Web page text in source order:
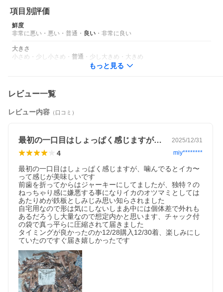
項目別評価
鮮度
非常に悪い ・ 悪い ・ 普通 ・ 良い ・ 非常に良い
大きさ
小さめ ・ 少し小さめ ・ 普通 ・ 少し大きめ ・ 大きめ
もっと見る
レビュー一覧
レビュー内容 （口コミ）
最初の一口目はしょっぱく感じますが、噛… 2025/12/31
4 miy********
最初の一口目はしょっぱく感じますが、噛んでるとイカ〜
って感じが美味しいです
前歯を折ってからはジャーキーにしてましたが、独特？の
ねっちゃり感に嫌悪する事になりイカのオツマミとしては
あたりめが鉄板としみじみ思い知らされました
自宅用なので形は気にしないしまあ中には個体差で外れも
あるだろうし大量なので想定内かと思います、チャック付
の袋で真っ平らに圧縮されて届きました
タイミングが良かったのか12/28購入12/30着、楽しみにし